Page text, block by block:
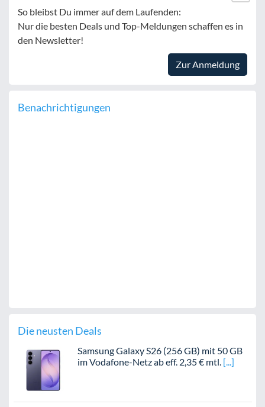
So bleibst Du immer auf dem Laufenden:
Nur die besten Deals und Top-Meldungen schaffen es in
den Newsletter!
Zur Anmeldung
Benachrichtigungen
Die neusten Deals
Samsung Galaxy S26 (256 GB) mit 50 GB
im Vodafone-Netz ab eff. 2,35 € mtl.